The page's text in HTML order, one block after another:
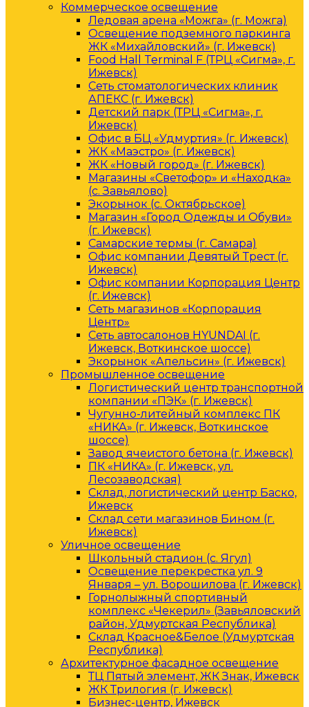
Коммерческое освещение
Ледовая арена «Можга» (г. Можга)
Освещение подземного паркинга
ЖК «Михайловский» (г. Ижевск)
Food Hall Terminal F (ТРЦ «Сигма», г.
Ижевск)
Сеть стоматологических клиник
АПЕКС (г. Ижевск)
Детский парк (ТРЦ «Сигма», г.
Ижевск)
Офис в БЦ «Удмуртия» (г. Ижевск)
ЖК «Маэстро» (г. Ижевск)
ЖК «Новый город» (г. Ижевск)
Магазины «Светофор» и «Находка»
(с. Завьялово)
Экорынок (с. Октябрьское)
Магазин «Город Одежды и Обуви»
(г. Ижевск)
Самарские термы (г. Самара)
Офис компании Девятый Трест (г.
Ижевск)
Офис компании Корпорация Центр
(г. Ижевск)
Сеть магазинов «Корпорация
Центр»
Сеть автосалонов HYUNDAI (г.
Ижевск, Воткинское шоссе)
Экорынок «Апельсин» (г. Ижевск)
Промышленное освещение
Логистический центр транспортной
компании «ПЭК» (г. Ижевск)
Чугунно-литейный комплекс ПК
«НИКА» (г. Ижевск, Воткинское
шоссе)
Завод ячеистого бетона (г. Ижевск)
ПК «НИКА» (г. Ижевск, ул.
Лесозаводская)
Склад, логистический центр Баско,
Ижевск
Склад сети магазинов Бином (г.
Ижевск)
Уличное освещение
Школьный стадион (с. Ягул)
Освещение перекрестка ул. 9
Января – ул. Ворошилова (г. Ижевск)
Горнолыжный спортивный
комплекс «Чекерил» (Завьяловский
район, Удмуртская Республика)
Склад Красное&Белое (Удмуртская
Республика)
Архитектурное фасадное освещение
ТЦ Пятый элемент, ЖК Знак, Ижевск
ЖК Трилогия (г. Ижевск)
Бизнес-центр, Ижевск